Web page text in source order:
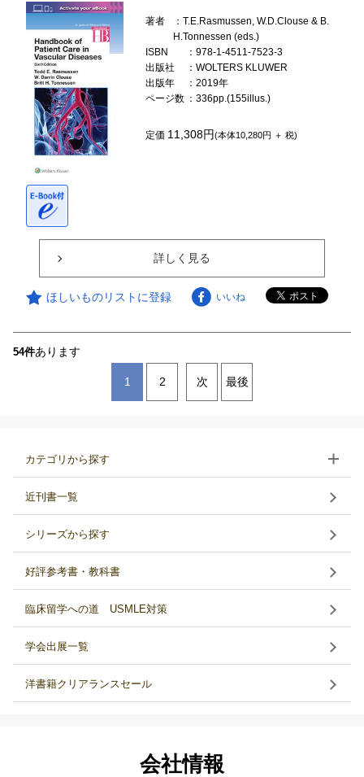
著者
：T.E.Rasmussen, W.D.Clouse & B.
H.Tonnessen (eds.)
ISBN
：978-1-4511-7523-3
出版社
：WOLTERS KLUWER
出版年
：2019年
ページ数 ：336pp.(155illus.)
定価 11,308円(本体10,280円 ＋ 税)
詳しく見る
ほしいものリストに登録 いいね
54件あります
1 2 次 最後
カテゴリから探す
近刊書一覧
シリーズから探す
好評参考書・教科書
臨床留学への道 USMLE対策
学会出展一覧
洋書籍クリアランスセール
会社情報